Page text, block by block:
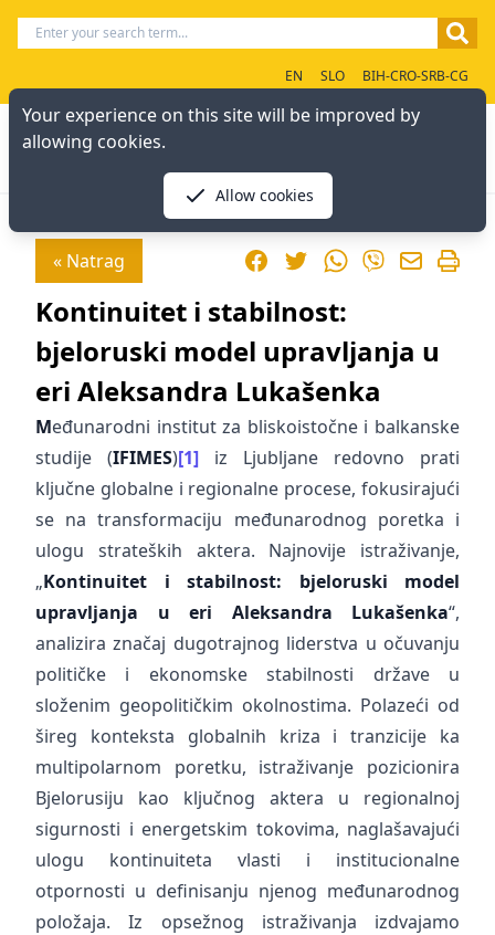
EN SLO BIH-CRO-SRB-CG
« Natrag FacebookTwitterWhatsApp
Viber
Kontinuitet i stabilnost:
bjeloruski model upravljanja u
eri Aleksandra Lukašenka
Međunarodni institut za bliskoistočne i balkanske
studije (IFIMES)[1] iz Ljubljane redovno prati
ključne globalne i regionalne procese, fokusirajući
se na transformaciju međunarodnog poretka i
ulogu strateških aktera. Najnovije istraživanje,
„Kontinuitet i stabilnost: bjeloruski model
upravljanja u eri Aleksandra Lukašenka“,
analizira značaj dugotrajnog liderstva u očuvanju
političke i ekonomske stabilnosti države u
složenim geopolitičkim okolnostima. Polazeći od
šireg konteksta globalnih kriza i tranzicije ka
multipolarnom poretku, istraživanje pozicionira
Bjelorusiju kao ključnog aktera u regionalnoj
sigurnosti i energetskim tokovima, naglašavajući
ulogu kontinuiteta vlasti i institucionalne
otpornosti u definisanju njenog međunarodnog
položaja. Iz opsežnog istraživanja izdvajamo
Your experience on this site will be improved by
allowing cookies.
Allow cookies